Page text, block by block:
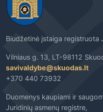
Biudžetinė įstaiga registruota
Vilniaus g. 13, LT-98112
savivaldybe@skuodas.lt
+370 440 73932
Duomenys kaupiami ir
Juridinių asmenų registre,